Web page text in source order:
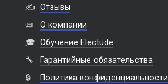
✍️ Отзывы
📜
О компании
🎓 Обучение Electude
🔧
Гарантийные обязательства
🔒
Политика конфиденциальности